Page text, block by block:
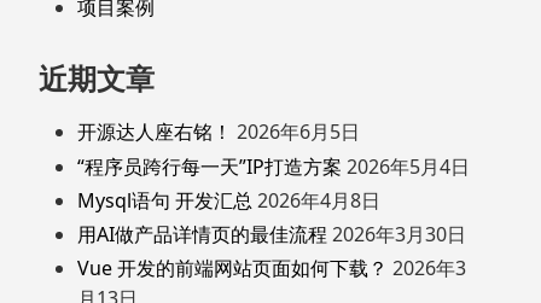
项目案例
近期文章
开源达人座右铭！ 2026年6月5日
“程序员跨行每一天”IP打造方案 2026年5月4日
Mysql语句 开发汇总 2026年4月8日
用AI做产品详情页的最佳流程 2026年3月30日
Vue 开发的前端网站页面如何下载？ 2026年3